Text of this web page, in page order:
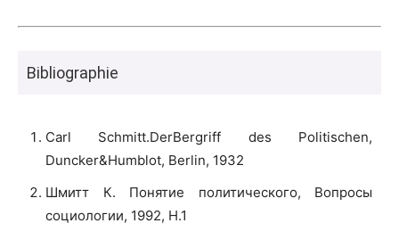
Bibliographie
Carl Schmitt.DerBergriff des Politischen,
Duncker&Humblot, Berlin, 1932
Шмитт К. Понятие политического, Вопросы
социологии, 1992, Н.1